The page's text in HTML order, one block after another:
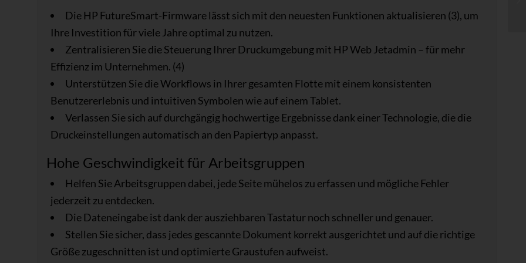
Die HP FutureSmart-Firmware lässt sich mit den neuesten Funktionen aktualisieren (3), um
Ihre Investition für viele Jahre optimal zu nutzen.
Zentralisieren Sie die Steuerung Ihrer Druckumgebung mit HP Web Jetadmin – für mehr
Effizienz im Unternehmen. (4)
Unterstützen Sie die Workflows in Ihrer gesamten Flotte mit einem konsistenten
Benutzererlebnis und intuitiven Symbolen wie auf einem Tablet.
Verlassen Sie sich auf durchgängig hochwertige Ergebnisse dank einer Technologie, die die
Druckeinstellungen automatisch an den Papiertyp anpasst.
Hohe Geschwindigkeit für Arbeitsgruppen
Helfen Sie Arbeitsgruppen dabei, jede Seite mühelos zu erfassen und mögliche Fehler
jederzeit zu entdecken.
Die Dateneingabe ist dank der ausziehbaren Tastatur noch schneller und genauer.
Stellen Sie sicher, dass jedes gescannte Dokument korrekt ausgerichtet und auf die richtige
Größe zugeschnitten ist und optimierte Graustufen aufweist.